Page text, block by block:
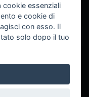
perdere eventi
Iscriviti
cookie essenziali
e cookie di
con esso. Il
solo dopo il tuo